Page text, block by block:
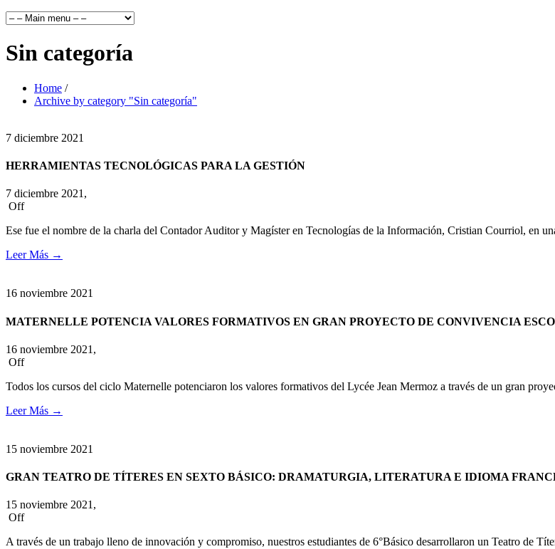
Sin categoría
Home /
Archive by category "Sin categoría"
7 diciembre 2021
HERRAMIENTAS TECNOLÓGICAS PARA LA GESTIÓN
7 diciembre 2021,
Off
Ese fue el nombre de la charla del Contador Auditor y Magíster en Tecnologías de la Información, Cristian Courriol, en
Leer Más →
16 noviembre 2021
MATERNELLE POTENCIA VALORES FORMATIVOS EN GRAN PROYECTO DE CONVIVENCIA
16 noviembre 2021,
Off
Todos los cursos del ciclo Maternelle potenciaron los valores formativos del Lycée Jean Mermoz a través de un gran
Leer Más →
15 noviembre 2021
GRAN TEATRO DE TÍTERES EN SEXTO BÁSICO: DRAMATURGIA, LITERATURA E IDIOMA
15 noviembre 2021,
Off
A través de un trabajo lleno de innovación y compromiso, nuestros estudiantes de 6°Básico desarrollaron un Teatro de